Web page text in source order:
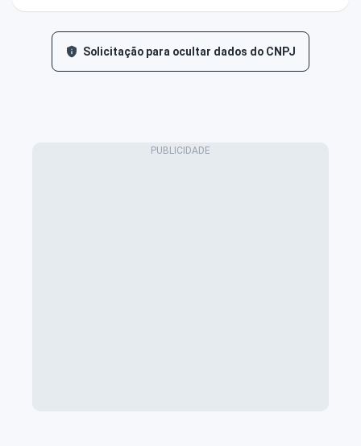
Solicitação para ocultar dados do CNPJ